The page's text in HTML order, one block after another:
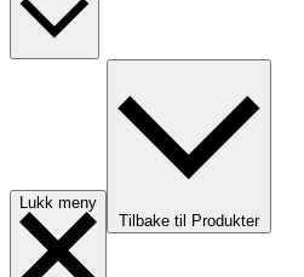
Lukk meny
Tilbake til Produkter